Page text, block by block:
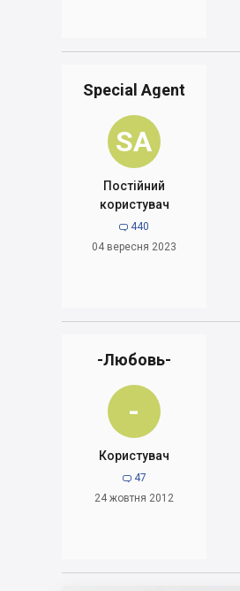
Special Agent
SA
Постійний
користувач
 440
04 вересня 2023
-Любовь-
-
Користувач
 47
24 жовтня 2012